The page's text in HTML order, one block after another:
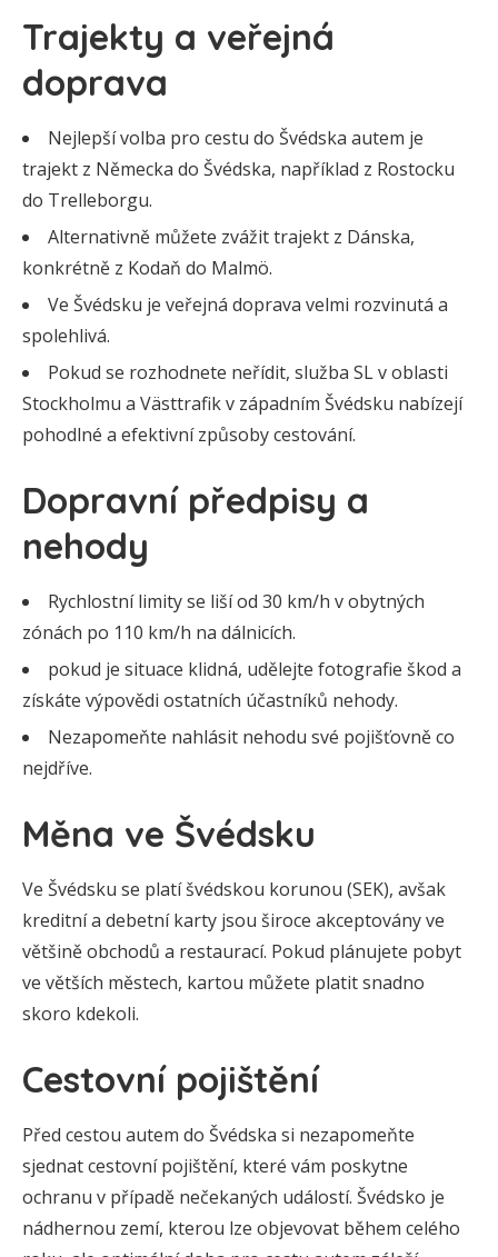
Trajekty a veřejná
doprava
Nejlepší volba pro cestu do Švédska autem je
trajekt z Německa do Švédska, například z Rostocku
do Trelleborgu.
Alternativně můžete zvážit trajekt z Dánska,
konkrétně z Kodaň do Malmö.
Ve Švédsku je veřejná doprava velmi rozvinutá a
spolehlivá.
Pokud se rozhodnete neřídit, služba SL v oblasti
Stockholmu a Västtrafik v západním Švédsku nabízejí
pohodlné a efektivní způsoby cestování.
Dopravní předpisy a
nehody
Rychlostní limity se liší od 30 km/h v obytných
zónách po 110 km/h na dálnicích.
pokud je situace klidná, udělejte fotografie škod a
získáte výpovědi ostatních účastníků nehody.
Nezapomeňte nahlásit nehodu své pojišťovně co
nejdříve.
Měna ve Švédsku
Ve Švédsku se platí švédskou korunou (SEK), avšak
kreditní a debetní karty jsou široce akceptovány ve
většině obchodů a restaurací. Pokud plánujete pobyt
ve větších městech, kartou můžete platit snadno
skoro kdekoli.
Cestovní pojištění
Před cestou autem do Švédska si nezapomeňte
sjednat cestovní pojištění, které vám poskytne
ochranu v případě nečekaných událostí. Švédsko je
nádhernou zemí, kterou lze objevovat během celého